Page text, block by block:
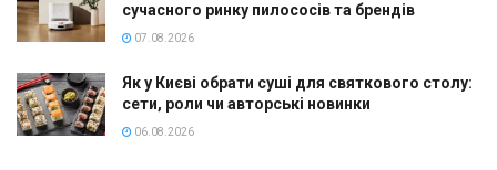
сучасного ринку пилососів та брендів
07.08.2026
Як у Києві обрати суші для святкового столу:
сети, роли чи авторські новинки
06.08.2026